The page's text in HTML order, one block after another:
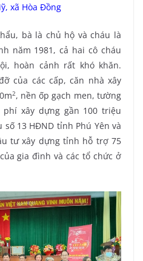
xã Hòa Đồng
bà là chủ hộ và cháu là
năm 1981, cả hai cô cháu
hoàn cảnh rất khó khăn.
của các cấp, căn nhà xây
2, nền ốp gạch men, tường
xây dựng gần 100 triệu
13 HĐND tỉnh Phú Yên và
tư xây dựng tỉnh hỗ trợ 75
gia đình và các tổ chức ở